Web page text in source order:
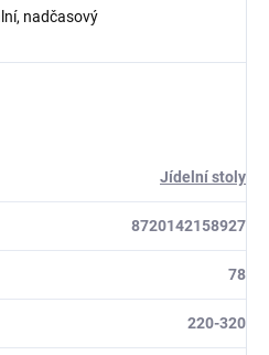
nadčasový
Jídelní stoly
8720142158927
78
220-320